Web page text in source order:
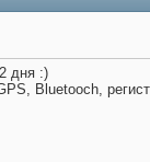
дня :)
Bluetooch,